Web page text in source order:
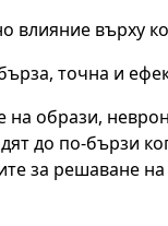
влияние върху
точна и
на образи,
до по-бързи
за решаване